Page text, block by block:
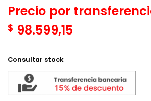
Precio por
$ 98.599,15
Consultar stock